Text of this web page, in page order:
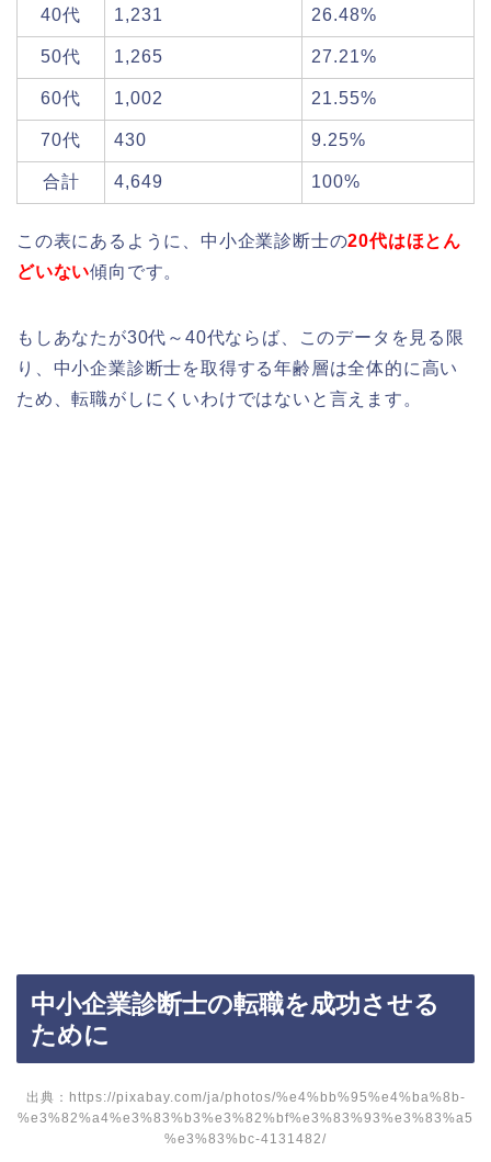
40代 1,231 26.48%
50代 1,265 27.21%
60代 1,002 21.55%
70代 430 9.25%
合計 4,649 100%
この表にあるように、中小企業診断士の20代はほとん
どいない傾向です。
もしあなたが30代～40代ならば、このデータを見る限
り、中小企業診断士を取得する年齢層は全体的に高い
ため、転職がしにくいわけではないと言えます。
中小企業診断士の転職を成功させる
ために
出典：https://pixabay.com/ja/photos/%e4%bb%95%e4%ba%8b-
%e3%82%a4%e3%83%b3%e3%82%bf%e3%83%93%e3%83%a5
%e3%83%bc-4131482/